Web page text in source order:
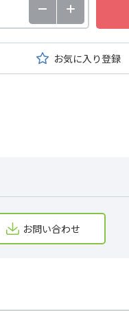
お気に入り登録
お問い合わせ